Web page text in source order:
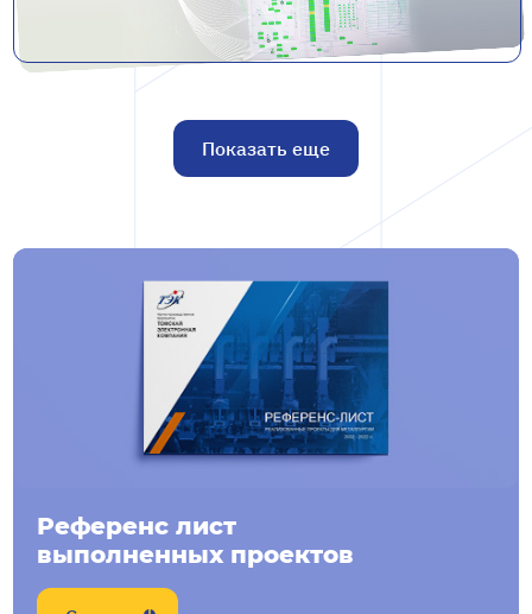
Показать еще
Референс лист
выполненных проектов